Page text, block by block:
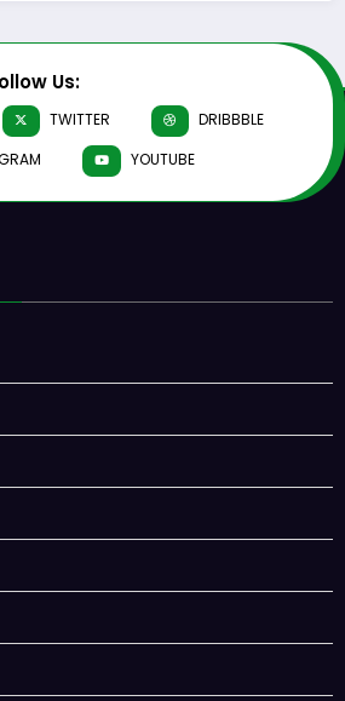
Us:
TWITTER
DRIBBBLE
YOUTUBE